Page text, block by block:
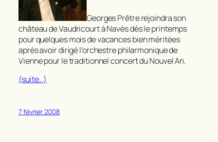
Georges Prêtre rejoindra son
château de Vaudricourt à Navès dès le printemps
pour quelques mois de vacances bien méritées
après avoir dirigé l’orchestre philarmonique de
Vienne pour le traditionnel concert du Nouvel An.
(suite…)
7 février 2008